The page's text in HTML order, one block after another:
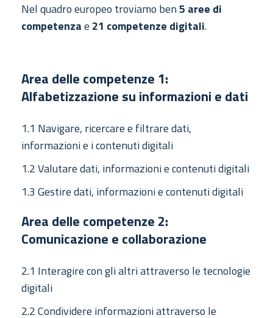
Nel quadro europeo troviamo ben5 aree di
competenzae 21 competenze digitali.
Area delle competenze 1:
Alfabetizzazione su informazioni e dati
1.1 Navigare, ricercare e filtrare dati,
informazioni e i contenuti digitali
1.2 Valutare dati, informazioni e contenuti digitali
1.3 Gestire dati, informazioni e contenuti digitali
Area delle competenze 2:
Comunicazione e collaborazione
2.1 Interagire con gli altri attraverso le tecnologie
digitali
2.2 Condividere informazioni attraverso le